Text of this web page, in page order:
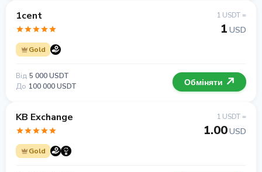
1cent
Gold
1 USDT =
1 USD
Від 5 000 USDT
До 100 000 USDT Обміняти
KB Exchange
Gold
1 USDT =
1.00USD